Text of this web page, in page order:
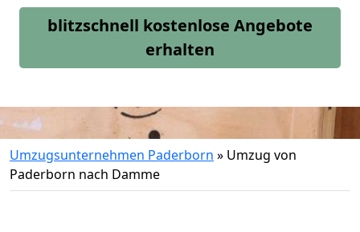
blitzschnell kostenlose Angebote
erhalten
Umzugsunternehmen Paderborn » Umzug von
Paderborn nach Damme